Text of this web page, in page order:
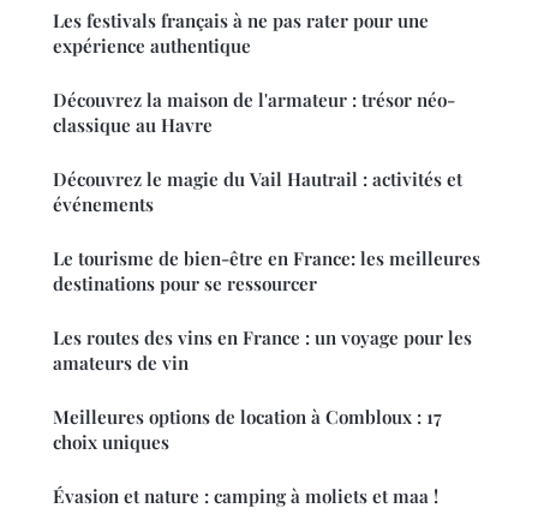
Les festivals français à ne pas rater pour une
expérience authentique
Découvrez la maison de l'armateur : trésor néo-
classique au Havre
Découvrez le magie du Vail Hautrail : activités et
événements
Le tourisme de bien-être en France: les meilleures
destinations pour se ressourcer
Les routes des vins en France : un voyage pour les
amateurs de vin
Meilleures options de location à Combloux : 17
choix uniques
Évasion et nature : camping à moliets et maa !